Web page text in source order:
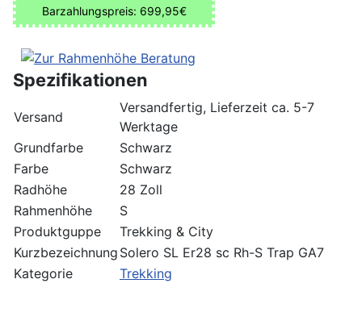
Barzahlungspreis: 699,95€
Spezifikationen
Versand
Versandfertig, Lieferzeit ca. 5-7
Werktage
Grundfarbe
Schwarz
Farbe
Schwarz
Radhöhe
28 Zoll
Rahmenhöhe
S
Produktguppe
Trekking & City
Kurzbezeichnung Solero SL Er28 sc Rh-S Trap GA7
Kategorie
Trekking